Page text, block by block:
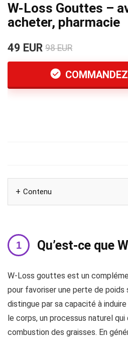
W-Loss Gouttes –
acheter, pharmacie
49 EUR 98 EUR
COMMANDEZ
Contenu
Qu’est-ce que
W-Loss gouttes est un
pour favoriser une perte de poids
distingue par sa capacité à
le corps, un processus naturel
combustion des graisses. En